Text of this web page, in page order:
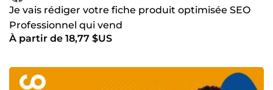
Je vais rédiger votre fiche produit optimisée SEO
Professionnel qui vend
À partir de 18,77 $US